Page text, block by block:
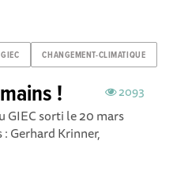
GIEC CHANGEMENT-CLIMATIQUE
2093
!
GIEC sorti le 20 mars
Gerhard Krinner,